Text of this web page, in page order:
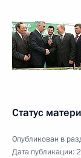
Статус
Опубликован в
Дата публикации: